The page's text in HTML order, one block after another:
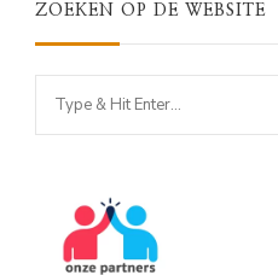
ZOEKEN OP DE WEBSITE
Looking